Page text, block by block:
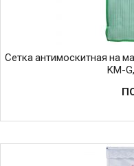
Сетка антимоскитная на
KM-